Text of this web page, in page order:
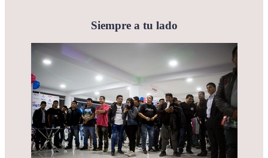
Siempre a tu lado